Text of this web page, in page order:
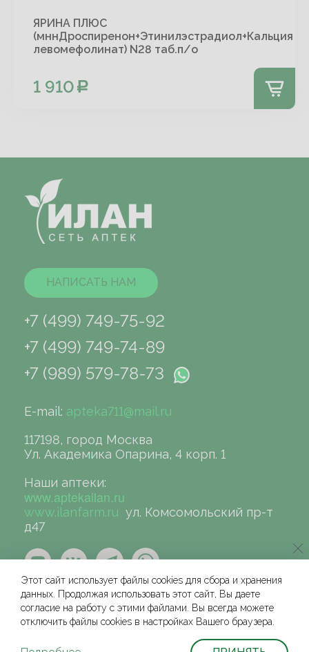
ЯРИНА ПЛЮС
(мннДроспиренон+Этинилэстрадиол+Кальция
левомефолинат) N28 таб.п/о
1 910
НАПИСАТЬ НАМ
+7 (499) 749-75-92
+7 (499) 749-74-89
+7 (989) 579-78-73
E-mail: apteka711@mail.ru
117198, город Москва
Ул. Академика Опарина, 4 корп. 1
Наши аптеки:
www.aptekailan.ru
www.ilanfarm.ru ул. Комсомольский пр-т
д47
©сеть аптек «ИЛАН», 2004-2026
Условия и соглашения для физических лиц
Этот сайт использует файлы cookies для сбора и хранения
данных. Продолжая использовать этот сайт, Вы даете
согласие на работу с этими файлами. Вы всегда можете
отключить файлы cookies в настройках Вашего браузера.